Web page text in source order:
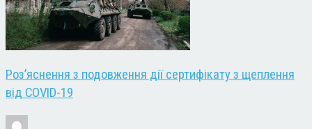
Роз’яснення з подовження дії сертифікату з щеплення
від COVID-19